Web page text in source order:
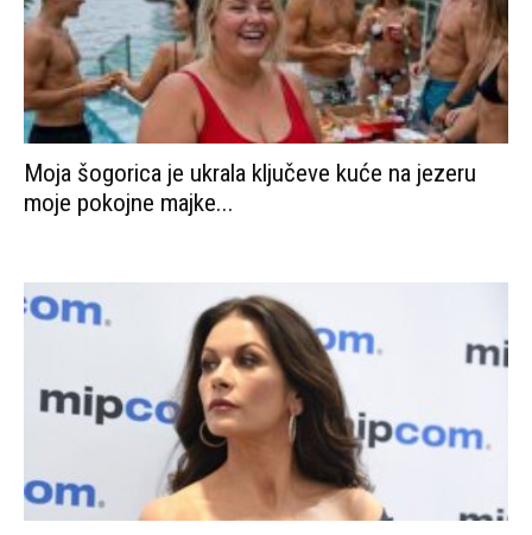
Moja šogorica je ukrala ključeve kuće na jezeru
moje pokojne majke...